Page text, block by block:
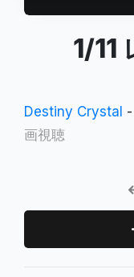
1/11
Destiny Crystal -
画視聴